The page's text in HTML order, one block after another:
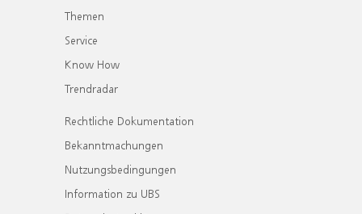
Themen
Service
Know How
Trendradar
Rechtliche Dokumentation
Bekanntmachungen
Nutzungsbedingungen
Information zu UBS